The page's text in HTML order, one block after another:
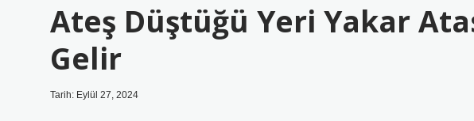
Ateş Düştüğü Yeri Yakar
Gelir
Tarih: Eylül 27, 2024